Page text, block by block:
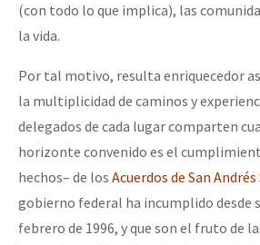
(con todo lo que implica), las
la vida.
Por tal motivo, resulta enriquecedor
la multiplicidad de caminos y
delegados de cada lugar comparten
horizonte convenido es el
hechos– de los Acuerdos de San Andrés
gobierno federal ha incumplido desde
febrero de 1996, y que son el fruto de